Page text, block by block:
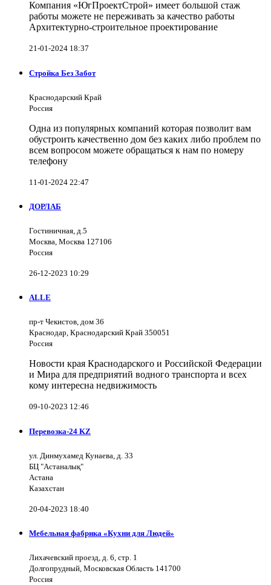
Компания «ЮгПроектСтрой» имеет большой стаж
работы можете не переживать за качество работы
Архитектурно-строительное проектирование
21-01-2024 18:37
Стройка Без Забот
Краснодарский Край
Россия
Одна из популярных компаний которая позволит вам
обустроить качественно дом без каких либо проблем по
всем вопросом можете обращаться к нам по номеру
телефону
11-01-2024 22:47
ДОРЛАБ
Гостиничная, д.5
Москва, Москва 127106
Россия
26-12-2023 10:29
ALLE
пр-т Чекистов, дом 36
Краснодар, Краснодарский Край 350051
Россия
Новости края Краснодарского и Российской Федерации
и Мира для предприятий водного транспорта и всех
кому интересна недвижимость
09-10-2023 12:46
Перевозка-24 KZ
ул. Динмухамед Кунаева, д. 33
БЦ "Астаналық"
Астана
Казахстан
20-04-2023 18:40
Мебельная фабрика «Кухни для Людей»
Лихачевский проезд, д. 6, стр. 1
Долгопрудный, Московская Область 141700
Россия